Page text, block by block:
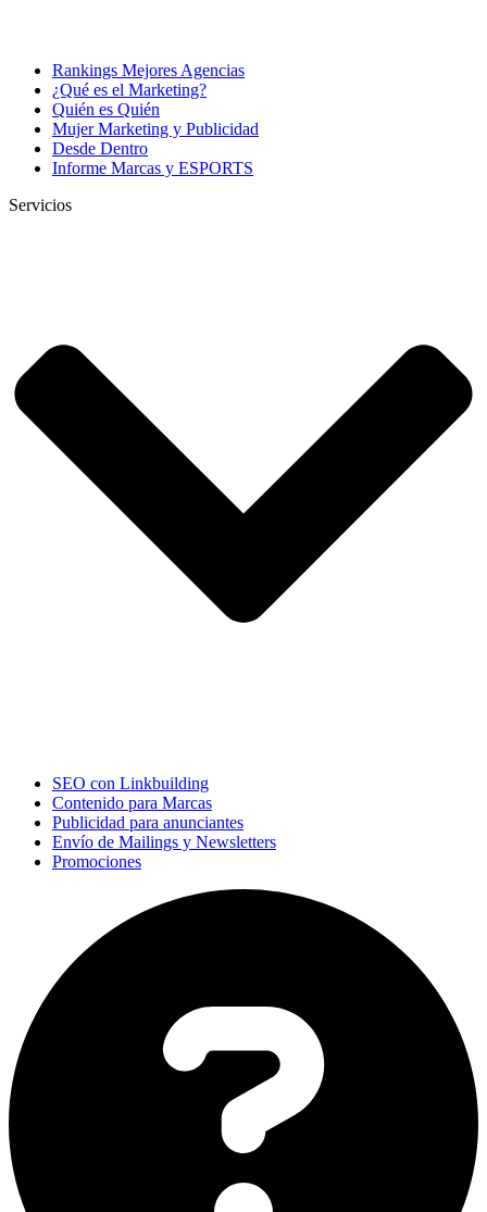
Rankings Mejores Agencias
¿Qué es el Marketing?
Quién es Quién
Mujer Marketing y Publicidad
Desde Dentro
Informe Marcas y ESPORTS
Servicios
SEO con Linkbuilding
Contenido para Marcas
Publicidad para anunciantes
Envío de Mailings y Newsletters
Promociones